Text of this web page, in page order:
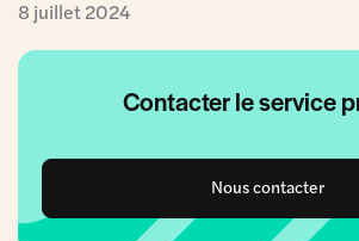
Contacter le service
Nous contacter
8 juillet 2024